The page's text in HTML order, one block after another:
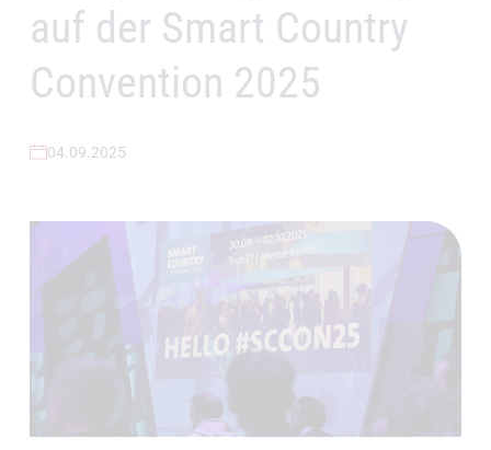
auf der Smart Country
Convention 2025
04.09.2025